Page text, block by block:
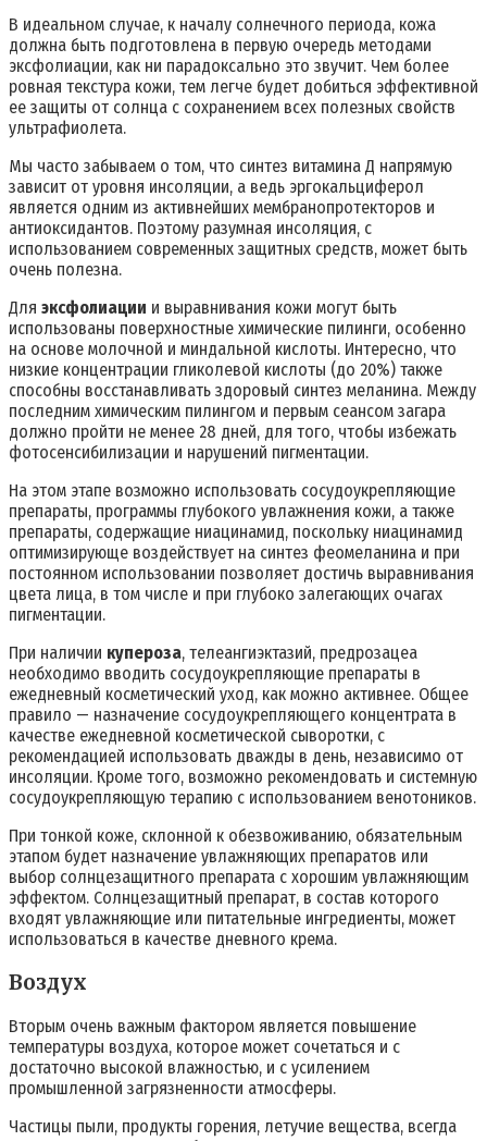
В идеальном случае, к началу солнечного периода, кожа
должна быть подготовлена в первую очередь методами
эксфолиации, как ни парадоксально это звучит. Чем более
ровная текстура кожи, тем легче будет добиться эффективной
ее защиты от солнца с сохранением всех полезных свойств
ультрафиолета.
Мы часто забываем о том, что синтез витамина Д напрямую
зависит от уровня инсоляции, а ведь эргокальциферол
является одним из активнейших мембранопротекторов и
антиоксидантов. Поэтому разумная инсоляция, с
использованием современных защитных средств, может быть
очень полезна.
Для эксфолиации и выравнивания кожи могут быть
использованы поверхностные химические пилинги, особенно
на основе молочной и миндальной кислоты. Интересно, что
низкие концентрации гликолевой кислоты (до 20%) также
способны восстанавливать здоровый синтез меланина. Между
последним химическим пилингом и первым сеансом загара
должно пройти не менее 28 дней, для того, чтобы избежать
фотосенсибилизации и нарушений пигментации.
На этом этапе возможно использовать сосудоукрепляющие
препараты, программы глубокого увлажнения кожи, а также
препараты, содержащие ниацинамид, поскольку ниацинамид
оптимизирующе воздействует на синтез феомеланина и при
постоянном использовании позволяет достичь выравнивания
цвета лица, в том числе и при глубоко залегающих очагах
пигментации.
При наличии купероза, телеангиэктазий, предрозацеа
необходимо вводить сосудоукрепляющие препараты в
ежедневный косметический уход, как можно активнее. Общее
правило — назначение сосудоукрепляющего концентрата в
качестве ежедневной косметической сыворотки, с
рекомендацией использовать дважды в день, независимо от
инсоляции. Кроме того, возможно рекомендовать и системную
сосудоукрепляющую терапию с использованием венотоников.
При тонкой коже, склонной к обезвоживанию, обязательным
этапом будет назначение увлажняющих препаратов или
выбор солнцезащитного препарата с хорошим увлажняющим
эффектом. Солнцезащитный препарат, в состав которого
входят увлажняющие или питательные ингредиенты, может
использоваться в качестве дневного крема.
Воздух
Вторым очень важным фактором является повышение
температуры воздуха, которое может сочетаться и с
достаточно высокой влажностью, и с усилением
промышленной загрязненности атмосферы.
Частицы пыли, продукты горения, летучие вещества, всегда